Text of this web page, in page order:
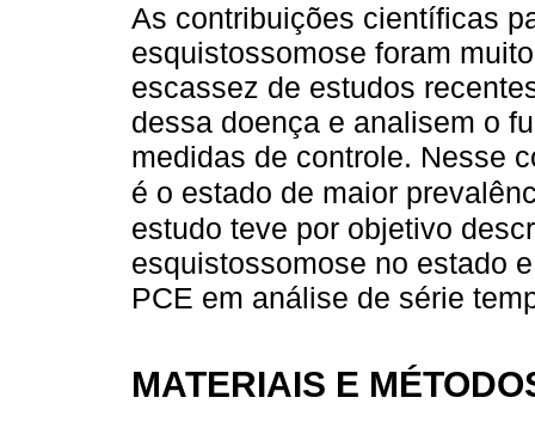
As contribuições científicas
esquistossomose foram
escassez de estudos
dessa doença e analisem o
medidas de controle. Nesse
é o estado de maior
estudo teve por objetivo
esquistossomose no estado
PCE em análise de série
MATERIAIS E